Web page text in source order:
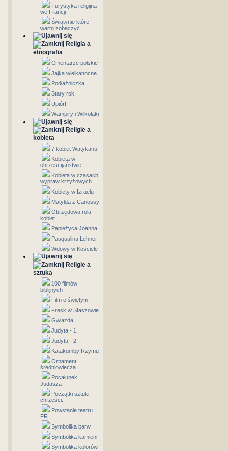
Turystyka religijna
we Francji
Świątynie które
warto zobaczyć
Religia a
etnografia
Cmentarze polskie
Jajka wielkanocne
Podłaźniczka
Stary rok
Upiór!
Wampiry i Wilkołaki
Religie a
kobieta
7 kobiet Watykanu
Kobieta w
chrzescijaństwie
Kobieta w czasach
wypraw krzyżowych
Kobiety w Izraelu
Matylda z Canossy
Obrzędowa rola
kobiet
Papieżyca Joanna
Pasqualina Lehner
Wdowy w Kościele
Religie a
sztuka
100 filmów
biblijnych
Film o świętym
Fresk w Staszowie
Gwiazda
Judyta - 1
Judyta - 2
Katakumby Rzymu
Ornament
średniowiecza
Pocałunek
Judasza
Początki sztuki
chrześci.
Powstanie teatru
FR
Symbolika barw
Symbolika kamieni
Symbolika kolorów